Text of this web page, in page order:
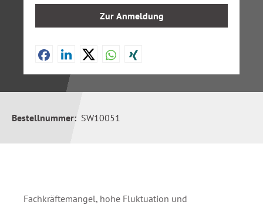
Zur Anmeldung
Bestellnummer: SW10051
Fachkräftemangel, hohe Fluktuation und